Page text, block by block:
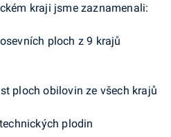
kraji jsme zaznamenali:
ploch z 9 krajů
ploch obilovin ze všech krajů
plodin